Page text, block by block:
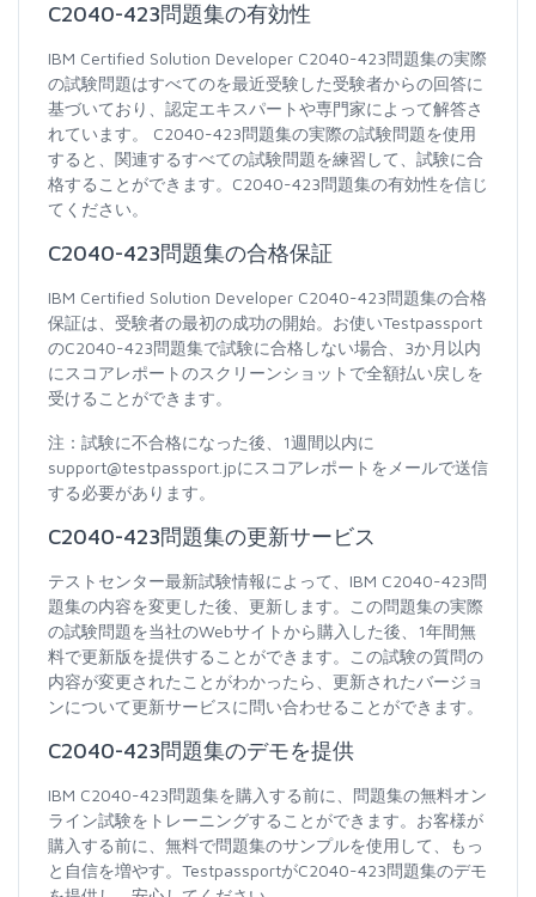
C2040-423問題集の有効性
IBM Certified Solution Developer C2040-423問題集の実際
の試験問題はすべてのを最近受験した受験者からの回答に
基づいており、認定エキスパートや専門家によって解答さ
れています。 C2040-423問題集の実際の試験問題を使用
すると、関連するすべての試験問題を練習して、試験に合
格することができます。C2040-423問題集の有効性を信じ
てください。
C2040-423問題集の合格保証
IBM Certified Solution Developer C2040-423問題集の合格
保証は、受験者の最初の成功の開始。お使いTestpassport
のC2040-423問題集で試験に合格しない場合、3か月以内
にスコアレポートのスクリーンショットで全額払い戻しを
受けることができます。
注：試験に不合格になった後、1週間以内に
support@testpassport.jpにスコアレポートをメールで送信
する必要があります。
C2040-423問題集の更新サービス
テストセンター最新試験情報によって、IBM C2040-423問
題集の内容を変更した後、更新します。この問題集の実際
の試験問題を当社のWebサイトから購入した後、1年間無
料で更新版を提供することができます。この試験の質問の
内容が変更されたことがわかったら、更新されたバージョ
ンについて更新サービスに問い合わせることができます。
C2040-423問題集のデモを提供
IBM C2040-423問題集を購入する前に、問題集の無料オン
ライン試験をトレーニングすることができます。お客様が
購入する前に、無料で問題集のサンプルを使用して、もっ
と自信を増やす。TestpassportがC2040-423問題集のデモ